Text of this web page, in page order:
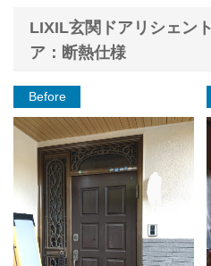
LIXIL玄関ドアリシェン
ア：断熱仕様
Before